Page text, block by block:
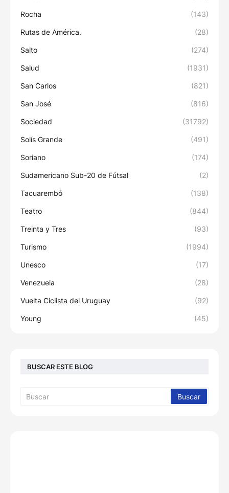
Rocha (143)
Rutas de América. (28)
Salto (274)
Salud (1931)
San Carlos (821)
San José (816)
Sociedad (31792)
Solís Grande (491)
Soriano (174)
Sudamericano Sub-20 de Fútsal (2)
Tacuarembó (138)
Teatro (844)
Treinta y Tres (93)
Turismo (1994)
Unesco (17)
Venezuela (28)
Vuelta Ciclista del Uruguay (92)
Young (45)
BUSCAR ESTE BLOG